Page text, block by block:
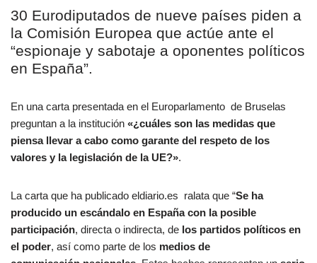
30 Eurodiputados de nueve países piden a
la Comisión Europea que actúe ante el
“espionaje y sabotaje a oponentes políticos
en España”.
En una carta presentada en el Europarlamento de Bruselas
preguntan a la institución «¿cuáles son las medidas que
piensa llevar a cabo como garante del respeto de los
valores y la legislación de la UE?».
La carta que ha publicado eldiario.es ralata que “Se ha
producido un escándalo en España con la posible
participación, directa o indirecta, de los partidos políticos en
el poder, así como parte de los medios de